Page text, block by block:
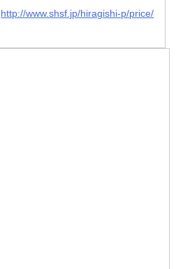
http://www.shsf.jp/hiragishi-p/price/